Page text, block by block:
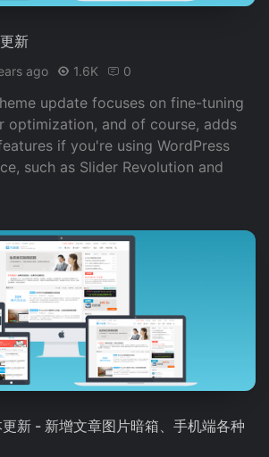
新
ago 1.6K 0
update focuses on fine-tuning
optimization, and of course, adds
if you're using WordPress
such as Slider Revolution and
新 - 新增文章图片暗箱、手机端各种